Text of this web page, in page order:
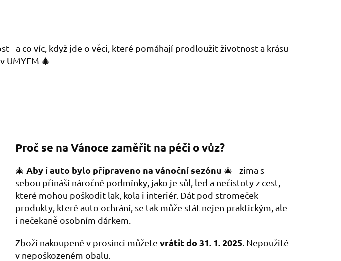
- a co víc, když jde o věci, které pomáhají prodloužit životnost a krásu
UMYEM 🎄
Proč se na Vánoce zaměřit na péči o vůz?
🎄 Aby i auto bylo připraveno na vánoční sezónu 🎄 - zima s
sebou přináší náročné podmínky, jako je sůl, led a nečistoty z cest,
které mohou poškodit lak, kola i interiér. Dát pod stromeček
produkty, které auto ochrání, se tak může stát nejen praktickým, ale
i nečekaně osobním dárkem.
Zboží nakoupené v prosinci můžete vrátit do 31. 1. 2025. Nepoužité
v nepoškozeném obalu.